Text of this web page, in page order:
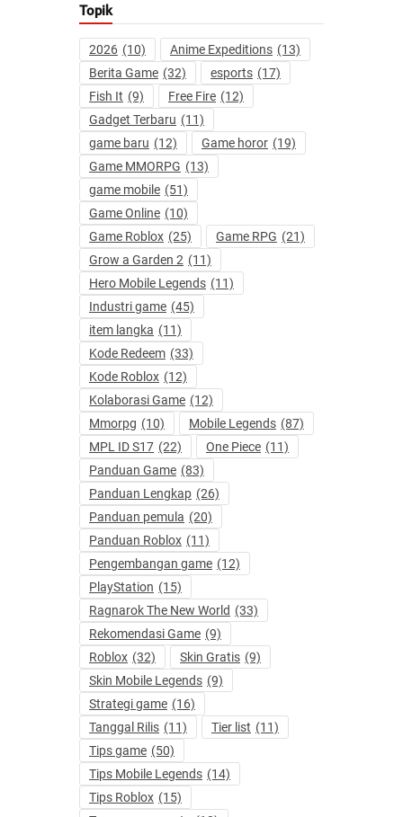
Topik
2026 (10) Anime Expeditions (13)
Berita Game (32) esports (17)
Fish It (9) Free Fire (12)
Gadget Terbaru (11)
game baru (12) Game horor (19)
Game MMORPG (13)
game mobile (51)
Game Online (10)
Game Roblox (25) Game RPG (21)
Grow a Garden 2 (11)
Hero Mobile Legends (11)
Industri game (45)
item langka (11)
Kode Redeem (33)
Kode Roblox (12)
Kolaborasi Game (12)
Mmorpg (10) Mobile Legends (87)
MPL ID S17 (22) One Piece (11)
Panduan Game (83)
Panduan Lengkap (26)
Panduan pemula (20)
Panduan Roblox (11)
Pengembangan game (12)
PlayStation (15)
Ragnarok The New World (33)
Rekomendasi Game (9)
Roblox (32) Skin Gratis (9)
Skin Mobile Legends (9)
Strategi game (16)
Tanggal Rilis (11) Tier list (11)
Tips game (50)
Tips Mobile Legends (14)
Tips Roblox (15)